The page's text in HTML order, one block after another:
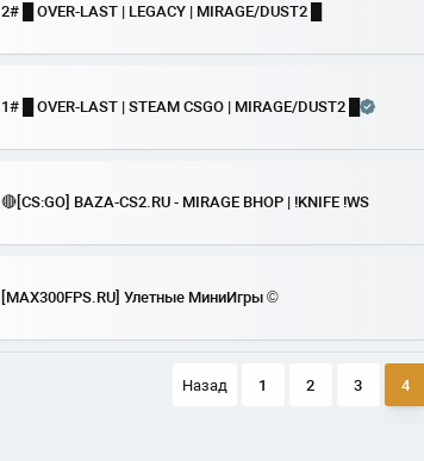
2# █ OVER-LAST | LEGACY | MIRAGE/DUST2 █
1# █ OVER-LAST | STEAM CSGO | MIRAGE/DUST2 █
🔴[CS:GO] BAZA-CS2.RU - MIRAGE BHOP | !KNIFE !WS
[MAX300FPS.RU] Улетные МиниИгры ©
Назад 1 2 3 4